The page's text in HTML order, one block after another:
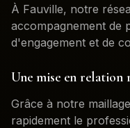
À Fauville, notre
accompagnement de
d'engagement et de
Une mise en relation
Grâce à notre
rapidement le